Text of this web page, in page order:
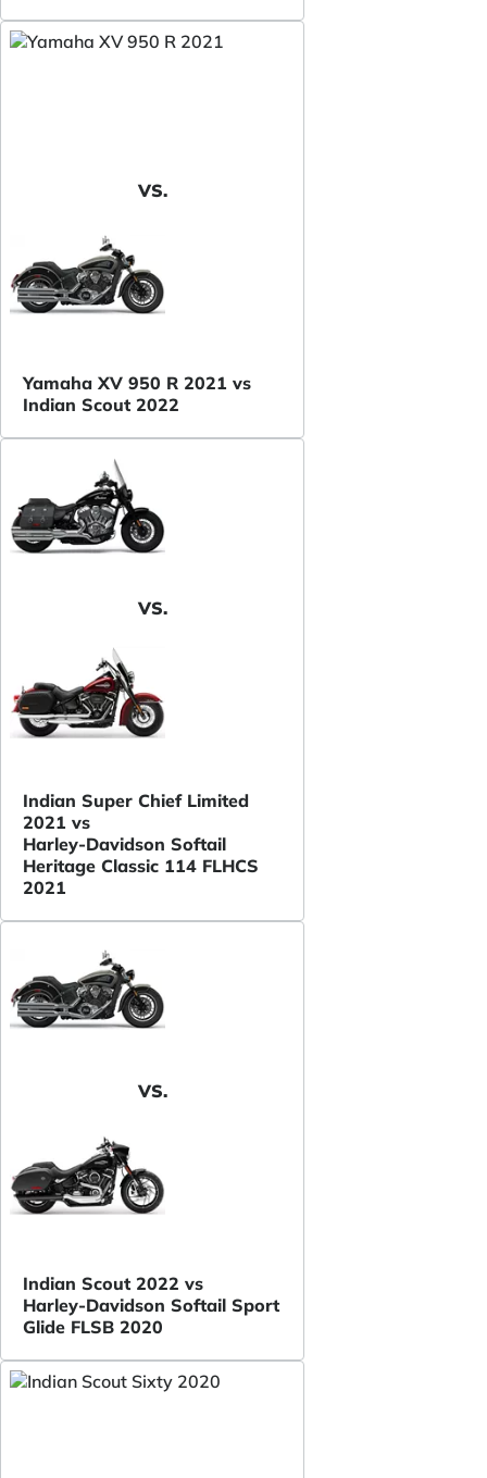
VS.
Yamaha XV 950 R 2021 vs
Indian Scout 2022
VS.
Indian Super Chief Limited
2021 vs
Harley-Davidson Softail
Heritage Classic 114 FLHCS
2021
VS.
Indian Scout 2022 vs
Harley-Davidson Softail Sport
Glide FLSB 2020